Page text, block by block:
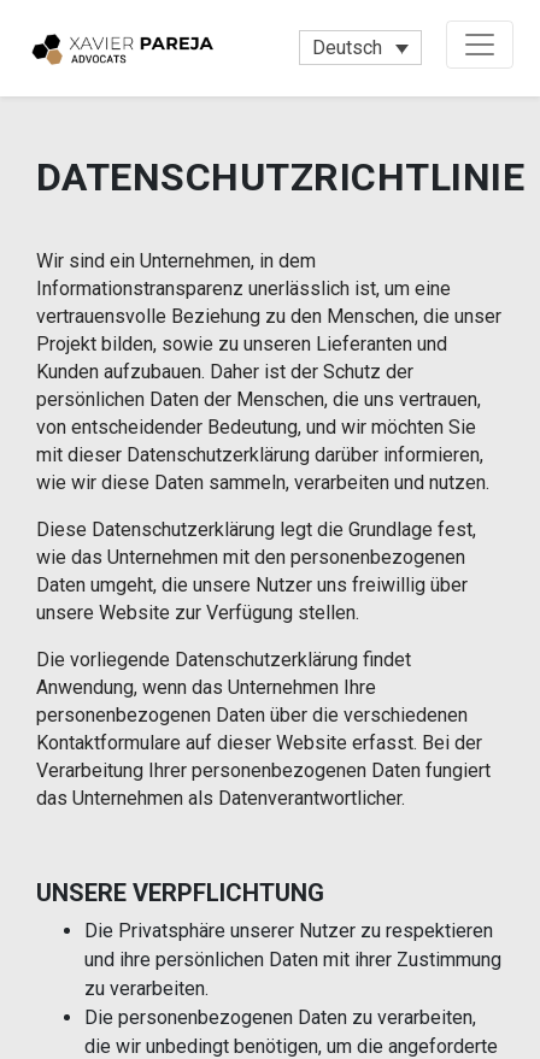
Deutsch
DATENSCHUTZRICHTLINIE
Wir sind ein Unternehmen, in dem
Informationstransparenz unerlässlich ist, um eine
vertrauensvolle Beziehung zu den Menschen, die unser
Projekt bilden, sowie zu unseren Lieferanten und
Kunden aufzubauen. Daher ist der Schutz der
persönlichen Daten der Menschen, die uns vertrauen,
von entscheidender Bedeutung, und wir möchten Sie
mit dieser Datenschutzerklärung darüber informieren,
wie wir diese Daten sammeln, verarbeiten und nutzen.
Diese Datenschutzerklärung legt die Grundlage fest,
wie das Unternehmen mit den personenbezogenen
Daten umgeht, die unsere Nutzer uns freiwillig über
unsere Website zur Verfügung stellen.
Die vorliegende Datenschutzerklärung findet
Anwendung, wenn das Unternehmen Ihre
personenbezogenen Daten über die verschiedenen
Kontaktformulare auf dieser Website erfasst. Bei der
Verarbeitung Ihrer personenbezogenen Daten fungiert
das Unternehmen als Datenverantwortlicher.
UNSERE VERPFLICHTUNG
Die Privatsphäre unserer Nutzer zu respektieren
und ihre persönlichen Daten mit ihrer Zustimmung
zu verarbeiten.
Die personenbezogenen Daten zu verarbeiten,
die wir unbedingt benötigen, um die angeforderte